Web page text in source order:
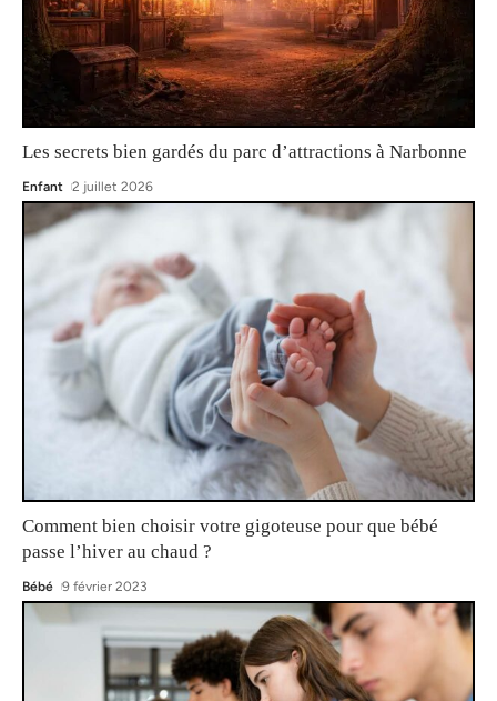
Les secrets bien gardés du parc d’attractions à Narbonne
Enfant 2 juillet 2026
Comment bien choisir votre gigoteuse pour que bébé
passe l’hiver au chaud ?
Bébé 9 février 2023